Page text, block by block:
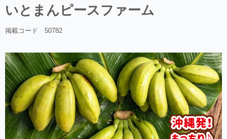
いとまんピースファーム
掲載コード 50782